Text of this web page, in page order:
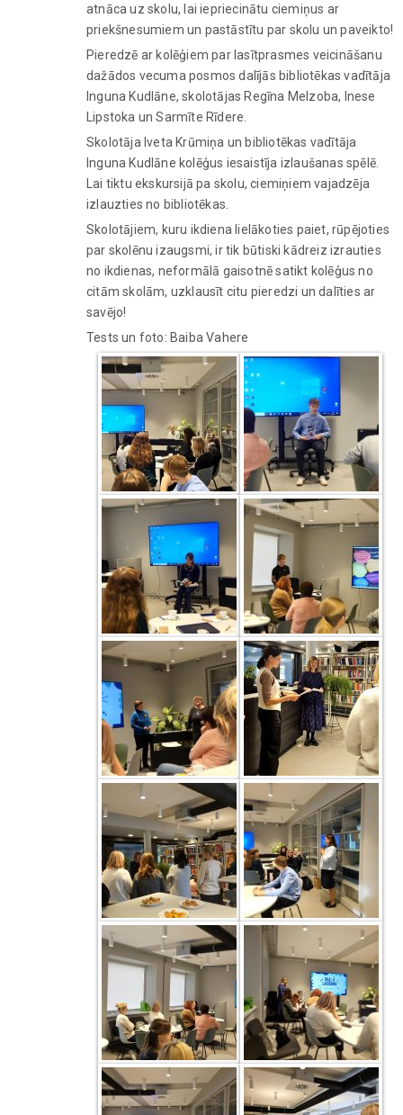
atnāca uz skolu, lai iepriecinātu ciemiņus ar
priekšnesumiem un pastāstītu par skolu un paveikto!
Pieredzē ar kolēģiem par lasītprasmes veicināšanu
dažādos vecuma posmos dalījās bibliotēkas vadītāja
Inguna Kudlāne, skolotājas Regīna Melzoba, Inese
Lipstoka un Sarmīte Rīdere.
Skolotāja Iveta Krūmiņa un bibliotēkas vadītāja
Inguna Kudlāne kolēģus iesaistīja izlaušanas spēlē.
Lai tiktu ekskursijā pa skolu, ciemiņiem vajadzēja
izlauzties no bibliotēkas.
Skolotājiem, kuru ikdiena lielākoties paiet, rūpējoties
par skolēnu izaugsmi, ir tik būtiski kādreiz izrauties
no ikdienas, neformālā gaisotnē satikt kolēģus no
citām skolām, uzklausīt citu pieredzi un dalīties ar
savējo!
Tests un foto: Baiba Vahere